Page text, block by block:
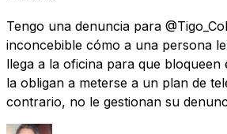
Tengo una denuncia para
inconcebible cómo a una persona
llega a la oficina para que bloqueen
la obligan a meterse a un plan de
contrario, no le gestionan su